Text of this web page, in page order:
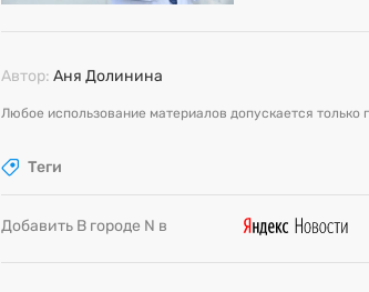
Автор: Аня Долинина
Любое использование материалов допускается только
Теги
Добавить В городе N в